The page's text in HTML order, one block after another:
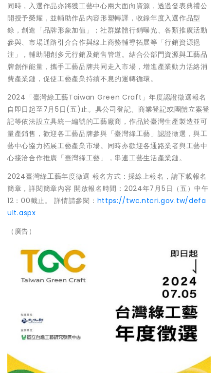
同時，入選作品亦將獲工藝中心兩大面向資源，透過發表典禮公
開授予榮耀，並輔助作品內容形塑轉譯，收錄年度入選作品型
錄，創造「品牌形象加值」；社群媒體行銷曝光、各類推廣活動
參與、市場通路引介合作與線上商務輔導拓展等「行銷資源挹
注」，輔助開創多元行銷及銷售管道。結合公部門資源與工藝品
牌創作能量，攜手工藝品牌共同走入市場，增進產業動力活絡消
費產業鏈，促使工藝產業持續不息的運轉循環。
2024「臺灣綠工藝Taiwan Green Craft」年度認證徵選報名
自即日起至7月5日(五)止。具公司登記、商業登記或團體立案登
記等依法設立具統一編號的工藝廠商，作品於臺灣生產製造並可
量產銷售，歡迎各工藝品牌參與「臺灣綠工藝」認證徵選，與工
藝中心協力拓展工藝產業市場。同時亦歡迎各通路業者與工藝中
心接洽合作推廣「臺灣綠工藝」，串連工藝生活產業鏈。
2024臺灣綠工藝年度徵選 報名方式：採線上報名，請下載報名
簡章，詳閱簡章內容 開放報名時間：2024年7月5日（五）中午
12：00截止。 詳情請參閱： https://twc.ntcri.gov.tw/defa
ult.aspx
（廣告）